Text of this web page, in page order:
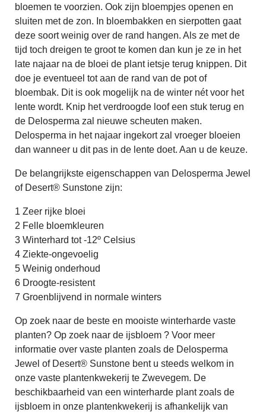
bloemen te voorzien. Ook zijn bloempjes openen en
sluiten met de zon. In bloembakken en sierpotten gaat
deze soort weinig over de rand hangen. Als ze met de
tijd toch dreigen te groot te komen dan kun je ze in het
late najaar na de bloei de plant ietsje terug knippen. Dit
doe je eventueel tot aan de rand van de pot of
bloembak. Dit is ook mogelijk na de winter nét voor het
lente wordt. Knip het verdroogde loof een stuk terug en
de Delosperma zal nieuwe scheuten maken.
Delosperma in het najaar ingekort zal vroeger bloeien
dan wanneer u dit pas in de lente doet. Aan u de keuze.
De belangrijkste eigenschappen van Delosperma Jewel
of Desert® Sunstone zijn:
1 Zeer rijke bloei
2 Felle bloemkleuren
3 Winterhard tot -12º Celsius
4 Ziekte-ongevoelig
5 Weinig onderhoud
6 Droogte-resistent
7 Groenblijvend in normale winters
Op zoek naar de beste en mooiste winterharde vaste
planten? Op zoek naar de ijsbloem ? Voor meer
informatie over vaste planten zoals de Delosperma
Jewel of Desert® Sunstone bent u steeds welkom in
onze vaste plantenkwekerij te Zwevegem. De
beschikbaarheid van een winterharde plant zoals de
ijsbloem in onze plantenkwekerij is afhankelijk van